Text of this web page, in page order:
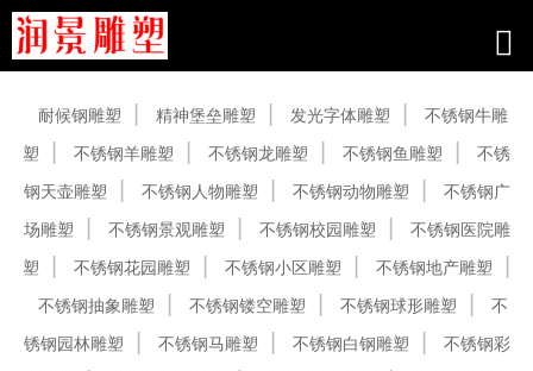
耐候钢雕塑 精神堡垒雕塑 发光字体雕塑
不锈钢牛雕
塑
不锈钢羊雕塑 不锈钢龙雕塑 不锈钢鱼雕塑
不锈
钢天壶雕塑
不锈钢人物雕塑 不锈钢动物雕塑
不锈钢广
场雕塑
不锈钢景观雕塑 不锈钢校园雕塑
不锈钢医院雕
塑
不锈钢花园雕塑 不锈钢小区雕塑
不锈钢地产雕塑
不锈钢抽象雕塑
不锈钢镂空雕塑 不锈钢球形雕塑
不
锈钢园林雕塑
不锈钢马雕塑 不锈钢白钢雕塑
不锈钢彩